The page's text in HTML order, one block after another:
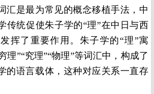
汇是最为常见的概念移植手法，中
传统促使朱子学的“理”在中日与西
挥了重要作用。朱子学的“理”寓
理”“究理”“物理”等词汇中，构成了
的语言载体，这种对应关系一直存